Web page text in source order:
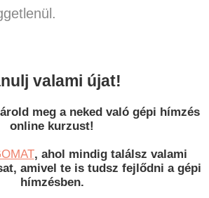
valami újat!
meg a neked való gépi hímzés
online kurzust!
, ahol mindig találsz valami
amivel te is tudsz fejlődni a gépi
hímzésben.